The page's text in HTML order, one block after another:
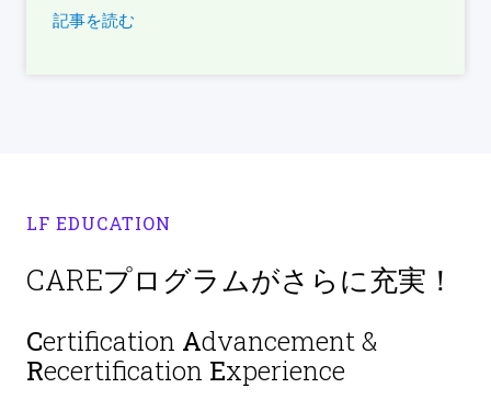
記事を読む
LF EDUCATION
CAREプログラムがさらに充実！
Certification Advancement &
Recertification Experience